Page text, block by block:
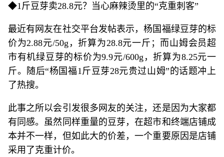
◆1斤豆芽卖28.8元？当心麻辣烫里的“克重刺客”
最近有网友在社交平台发帖表示，杨国福绿豆芽的标
价为2.88元/50g，折算为28.8元一斤；而山姆会员超
市有机绿豆芽的标价为9.9元/600g，折算为8.25元一
斤。随后“杨国福1斤豆芽28元贵过山姆”的话题冲上
了热搜。
此事之所以会引发很多网友的关注，还是因为大家都
有同感。虽然同样重量的豆芽，在超市和终端店铺成
本并不一样，但如此大的价差，一个重要原因是店铺
采用了克重计价。